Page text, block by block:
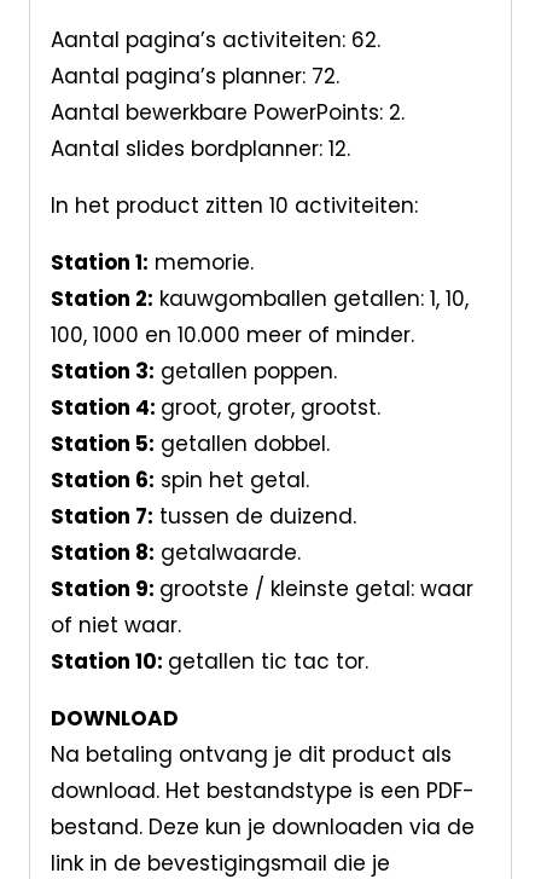
Aantal pagina’s activiteiten: 62.
Aantal pagina’s planner: 72.
Aantal bewerkbare PowerPoints: 2.
Aantal slides bordplanner: 12.
In het product zitten 10 activiteiten:
Station 1: memorie.
Station 2: kauwgomballen getallen: 1, 10,
100, 1000 en 10.000 meer of minder.
Station 3: getallen poppen.
Station 4: groot, groter, grootst.
Station 5: getallen dobbel.
Station 6: spin het getal.
Station 7: tussen de duizend.
Station 8: getalwaarde.
Station 9: grootste / kleinste getal: waar
of niet waar.
Station 10: getallen tic tac tor.
DOWNLOAD
Na betaling ontvang je dit product als
download. Het bestandstype is een PDF-
bestand. Deze kun je downloaden via de
link in de bevestigingsmail die je